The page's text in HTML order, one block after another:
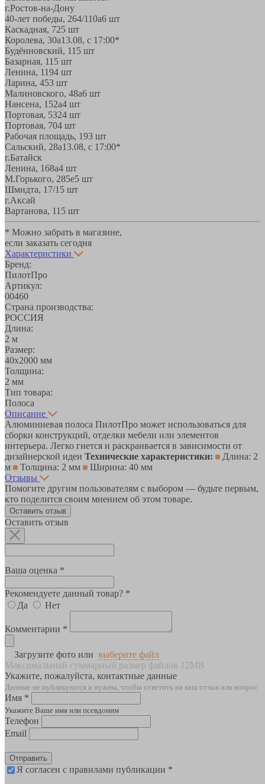
г.Ростов-на-Дону
40-лет победы, 264/110а6 шт
Каскадная, 725 шт
Королева, 30а13.08, с 17:00*
Будённовский, 11 5 шт
Базарная, 11 5 шт
Ленина, 1194 шт
Ларина, 453 шт
Малиновского, 48а6 шт
Нансена, 152а4 шт
Портовая, 5324 шт
Портовая, 704 шт
Рабочая площадь, 193 шт
Сальский, 28a13.08, с 17:00*
г.Батайск
Ленина, 168а4 шт
М.Горького, 285е5 шт
Шмидта, 17/1 5 шт
г.Аксай
Вартанова, 11 5 шт
* Можно забрать в магазине,
если заказать сегодня
Характеристики
Бренд:
ПилотПро
Артикул:
00460
Страна производства:
РОССИЯ
Длина:
2 м
Размер:
40х2000 мм
Толщина:
2 мм
Тип товара:
Полоса
Описание
Алюминиевая полоса ПилотПро может использоваться для
сборки конструкций, отделки мебели или элементов
интерьера. Легко гнется и раскраивается в зависимости от
дизайнерской идеи Технические характеристики:
Длина: 2
м
Толщина: 2 мм
Ширина: 40 мм
Отзывы
Помогите другим пользователям с выбором — будьте первым,
кто поделится своим мнением об этом товаре.
Оставить отзыв
Оставить отзыв
Ваша оценка *
Рекомендуете данный товар? *
Да
Нет
Комментарии *
Загрузите фото или выберите файл
Максимальный суммарный размер файлов 12MB
Укажите, пожалуйста, контактные данные
Данные не публикуются и нужны, чтобы ответить на ваш отзыв или вопрос
Имя *
Укажите Ваше имя или псевдоним
Телефон
Email
Отправить
Я согласен с правилами публикации *